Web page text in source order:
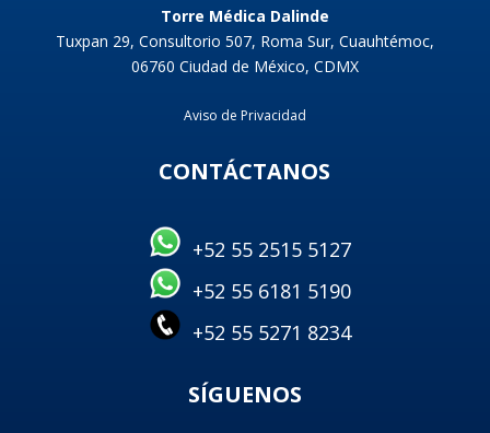
Torre Médica Dalinde
Tuxpan 29, Consultorio 507, Roma Sur, Cuauhtémoc,
06760 Ciudad de México, CDMX
Aviso de Privacidad
CONTÁCTANOS
+52 55 2515 5127
+52 55 6181 5190
+52 55 5271 8234
SÍGUENOS